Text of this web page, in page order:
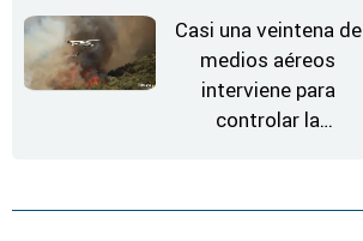
"favorable" y disminuir
el riesgo
Casi una veintena de
medios aéreos
interviene para
controlar la
Fermoselle